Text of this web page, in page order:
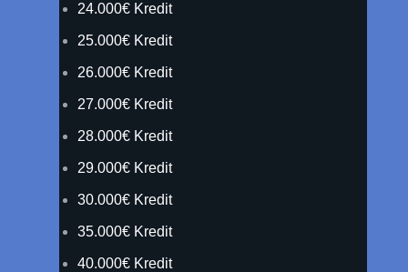
24.000€ Kredit
25.000€ Kredit
26.000€ Kredit
27.000€ Kredit
28.000€ Kredit
29.000€ Kredit
30.000€ Kredit
35.000€ Kredit
40.000€ Kredit